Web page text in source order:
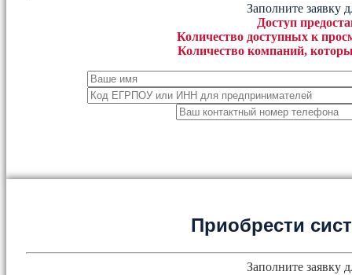
Заполните заявку
Доступ
Количество доступных к
Количество компаний,
Приобрести
Заполните заявку